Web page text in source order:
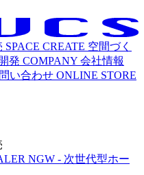
SPACE CREATE 空間づく
発 COMPANY 会社情報
い合わせ ONLINE STORE
NGW - 次世代型ホー